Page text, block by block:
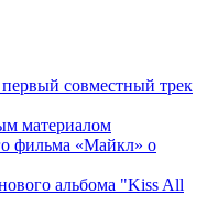
совместный трек
материалом
фильма «Майкл» о
альбома "Kiss All